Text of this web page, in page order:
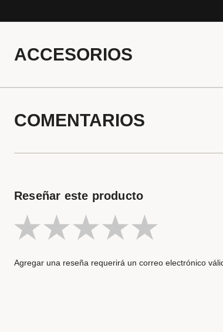
ACCESORIOS
COMENTARIOS
Reseñar este producto
Agregar una reseña requerirá un correo electrónico